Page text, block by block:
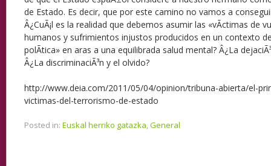
de Estado. Es decir, que por este camino no vamos a
Â¿CuÃ¡l es la realidad que debemos asumir las «vÃ­ctimas de
humanos y sufrimientos injustos producidos en un contexto
polÃ­tica» en aras a una equilibrada salud mental? Â¿La
Â¿La discriminaciÃ³n y el olvido?
http://www.deia.com/2011/05/04/opinion/tribuna-abierta/el-
victimas-del-terrorismo-de-estado
Posted in: Euskal herriko gatazka,General